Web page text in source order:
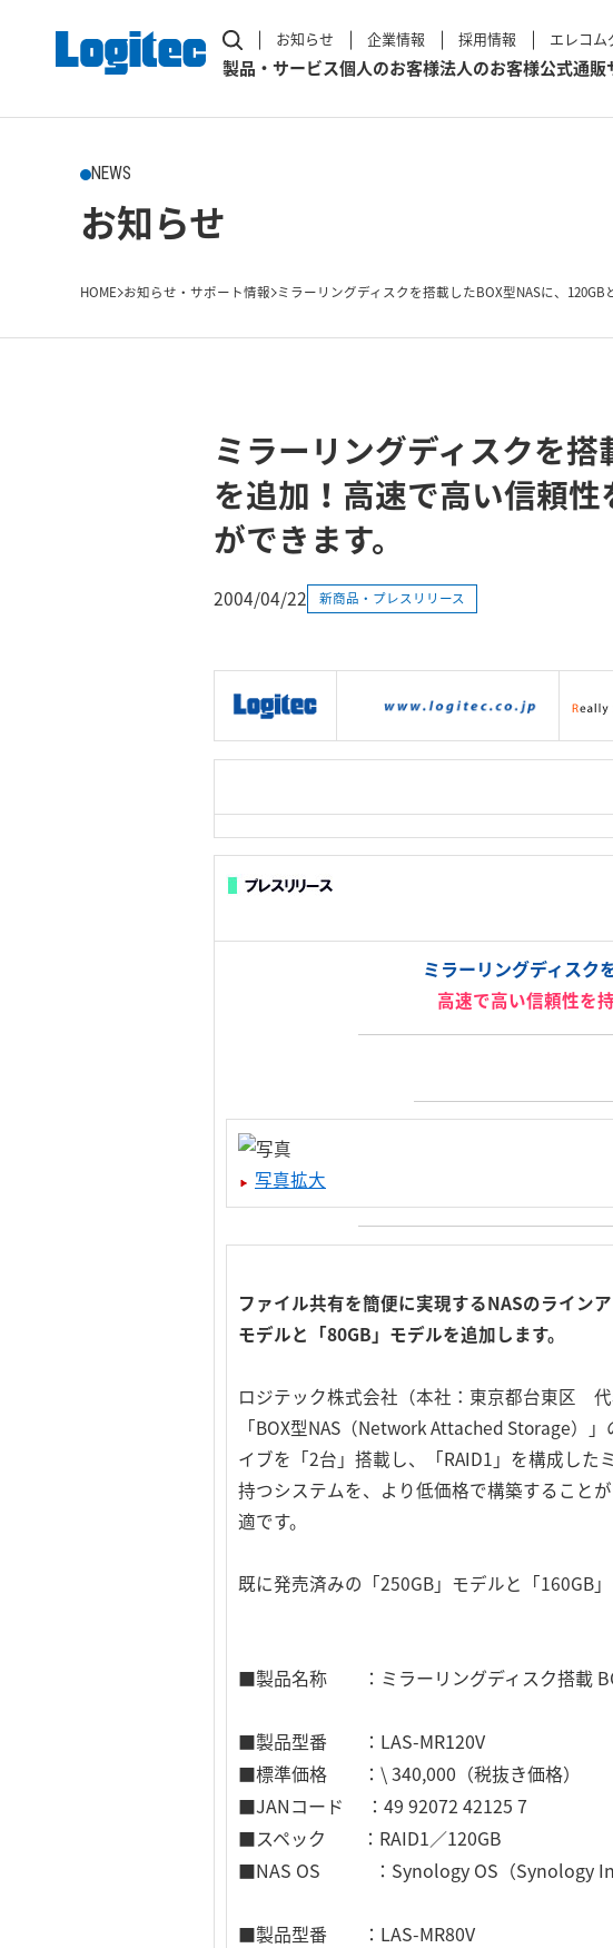
お知らせ 企業情報 採用情報 エレコム
製品・サービス個人のお客様法人のお客様公式通販
NEWS
お知らせ
HOME お知らせ・サポート情報 ミラーリングディスクを搭載したBOX型NASに、120GB
ミラーリングディスクを
を追加！高速で高い信頼
ができます。
2004/04/22 新商品・プレスリリース
ミラーリングディスク
高速で高い信頼性を
写真拡大
ファイル共有を簡便に実現するNASのライン
モデルと「80GB」モデルを追加します。
ロジテック株式会社（本社：東京都台東区
「BOX型NAS（Network Attached Storage）
イブを「2台」搭載し、「RAID1」を構成した
持つシステムを、より低価格で構築すること
適です。
既に発売済みの「250GB」モデルと「160GB
■製品名称 ：ミラーリングディスク搭載
■製品型番 ：LAS-MR120V
■標準価格 ：\ 340,000（税抜き価格）
■JANコード ：49 92072 42125 7
■スペック ：RAID1／120GB
■NAS OS ：Synology OS（Synology
■製品型番 ：LAS-MR80V